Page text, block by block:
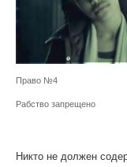
Право №4
Рабство запрещено
Никто не должен